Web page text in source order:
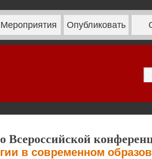
Мероприятия Опубликовать
Всероссийской
в современном